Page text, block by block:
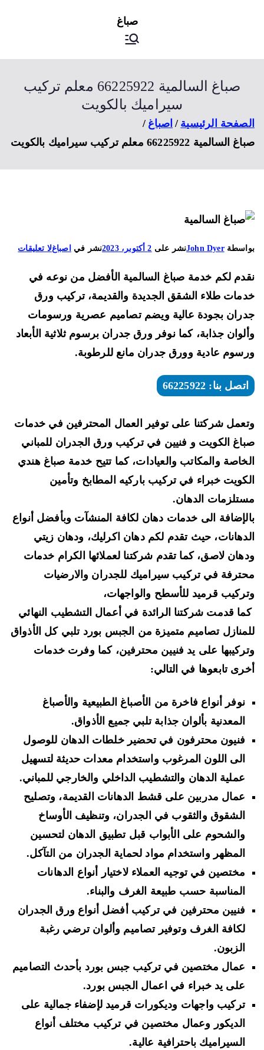
اصباغ
صباغ الكويت
صباغ السالمية 66225922 معلم تركيب
سيراميك بالكويت
الرئيسية
اصباغ
66225922 معلم تركيب سيراميك بالكويت
John Dyerنشر على2 أكتوبر، 2023 نشر في اصباغلا تعليقاتعلى
السالمية
تركيب
سيراميك
لكم خدمة صباغ السالمية الأفضل من نوعه في
طلاء الشقق الجديدة والقديمة، تركيب ورق
بجودة عالية ويضم تصاميم عصرية ورسومات
جذابة، كما نوفر ورق جدران برسوم ثلاثية الأبعاد
عادية وورق جدران مانع للرطوبة.
اتصل بنا: 66225922
شركتنا على توفير العمال المحترفين في خدمات
الكويت و فنيين في تركيب ورق الجدران للمباني
والمكاتب والعيادات، كما تتيح خدمة صباغ هندي
خبراء في تركيب باركيه المطابخ وتأمين
الدهان.
الى خدمات دهان لكافة المنشآت وبأفضل أنواع
حيث تقدم لكم دهان اكرليك، ودهان زيتي
لاصق، كما تقدم شركتنا لعملائها الكرام خدمات
في تركيب سيراميك للجدران والارضيات
قرميد للأسطح والواجهات،
قدمت شركتنا الرائدة في أعمال التشطيب النهائي
تصاميم متميزة من الجبس بورد تلبي كل الأذواق
على يد فنيين محترفين، كما وفرت خدمات
تابعوها في التالي:
نوفر أنواع فاخرة من الأصباغ الطبيعية والأصباغ
المعدنية بألوان جذابة تلبي جميع الأذواق.
فنيون محترفون في تحضير خلطات الدهان للوصول
الى اللون المرغوب واستخدام معدات حديثة لتسهيل
عملية الدهان والتشطيب الداخلي والخارجي للمباني.
عمال مدربين على قشط الدهانات القديمة، وتصليح
الشقوق والثقوب في الجدران، وتنظيف الأوساخ
والشحوم على الأبواب قبل تطبيق الدهان لتحسين
المظهر واستخدام مواد لحماية الجدران من التآكل.
مختصين في توجيه العملاء لاختيار أنواع الدهانات
المناسبة حسب طبيعة الغرف والبناء.
فنيين محترفين في تركيب أفضل أنواع ورق الجدران
لكافة الغرف وتوفير تصاميم وألوان ترضي رغبة
الزبون.
عمال مختصين في تركيب جبس بورد بأحدث التصاميم
على يد خبراء في اعمال الجبس بورد.
تركيب واجهات وديكورات قرميد لإضفاء جمالية على
الديكور وعمال مختصين في تركيب مختلف أنواع
السيراميك باحترافية عالية.